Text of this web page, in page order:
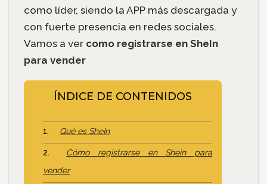
como líder, siendo la APP más descargada y
con fuerte presencia en redes sociales.
Vamos a ver como registrarse en SheIn
para vender
ÍNDICE DE CONTENIDOS
Qué es SheIn
Cómo registrarse en Shein para
vender